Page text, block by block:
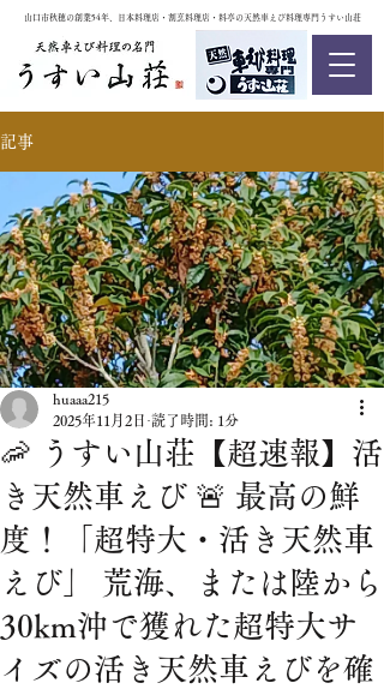
山口市秋穂の創業54年、日本料理店・割烹料理店・料亭の天然車えび料理専門うすい山荘
記事
🦐 うすい山荘【超速報】活
き天然車えび 🚨 最高の鮮
度！「超特大・活き天然車
えび」 荒海、または陸から
30km沖で獲れた超特大サ
イズの活き天然車えびを確
huaaa215
2025年11月2日 読了時間: 1分